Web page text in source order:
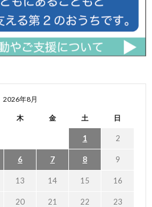
2026年8月
木 金 土 日
1 2
6 7 8 9
13 14 15 16
20 21 22 23